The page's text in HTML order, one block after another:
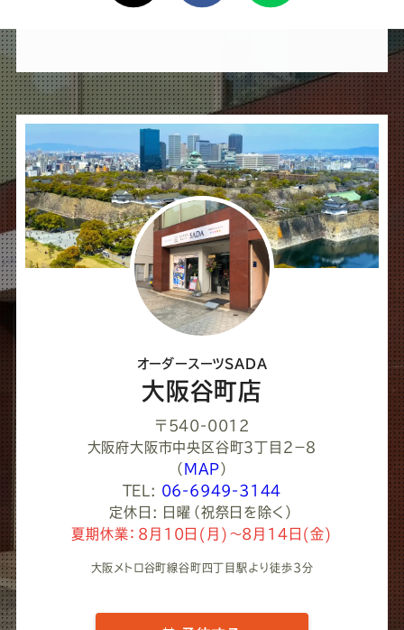
け
ば
シ
ェ
ア
し
て
く
だ
い
オーダースーツSADA
大阪谷町店
〒540-0012
大阪府大阪市中央区谷町３丁目２−８
（ MAP ）
TEL: 06-6949-3144
定休日: 日曜（祝祭日を除く）
夏期休業：8月10日(月)～8月14日(金)
大阪メトロ谷町線谷町四丁目駅より徒歩3分